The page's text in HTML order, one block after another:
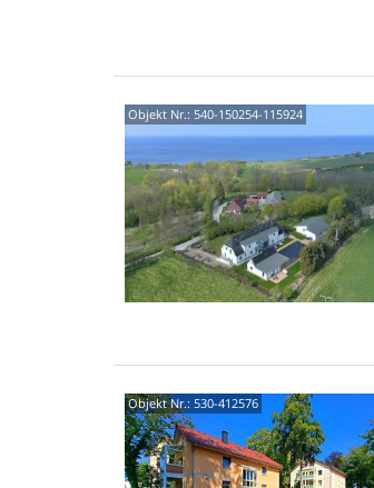
Objekt Nr.: 540-150254-115924
Objekt Nr.: 530-412576